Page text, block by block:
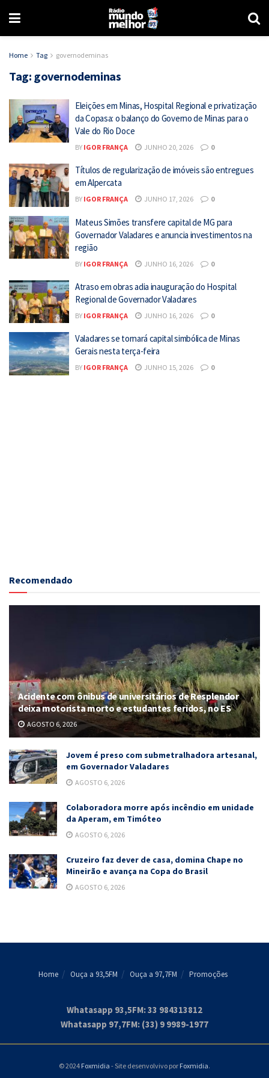
Home Tag governodeminas
Tag: governodeminas
Eleições em Minas, Hospital Regional e privatização
da Copasa: o balanço do Governo de Minas para o
Vale do Rio Doce
BY IGOR FRANÇA JUNHO 20, 2026 0
Títulos de regularização de imóveis são entregues
em Alpercata
BY IGOR FRANÇA JUNHO 17, 2026 0
Mateus Simões transfere capital de MG para
Governador Valadares e anuncia investimentos na
região
BY IGOR FRANÇA JUNHO 16, 2026 0
Atraso em obras adia inauguração do Hospital
Regional de Governador Valadares
BY IGOR FRANÇA JUNHO 16, 2026 0
Valadares se tornará capital simbólica de Minas
Gerais nesta terça-feira
BY IGOR FRANÇA JUNHO 15, 2026 0
Recomendado
Acidente com ônibus de universitários de Resplendor
deixa motorista morto e estudantes feridos, no ES
AGOSTO 6, 2026
Jovem é preso com submetralhadora artesanal,
em Governador Valadares
AGOSTO 6, 2026
Colaboradora morre após incêndio em unidade
da Aperam, em Timóteo
AGOSTO 6, 2026
Cruzeiro faz dever de casa, domina Chape no
Mineirão e avança na Copa do Brasil
AGOSTO 6, 2026
Home Ouça a 93,5FM Ouça a 97,7FM Promoções
Whatasapp 93,5FM: 33 984313812
Whatasapp 97,7FM: (33) 9 9989-1977
© 2024 Foxmidia - Site desenvolvivo por Foxmidia.